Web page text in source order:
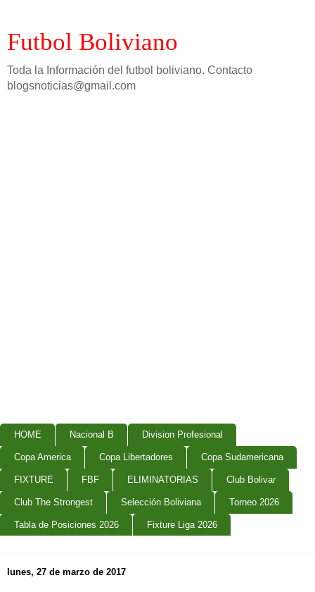
Futbol Boliviano
Toda la Información del futbol boliviano. Contacto
blogsnoticias@gmail.com
HOME Nacional B Division Profesional
Copa America Copa Libertadores Copa Sudamericana
FIXTURE FBF ELIMINATORIAS Club Bolivar
Club The Strongest Selección Boliviana Torneo 2026
Tabla de Posiciones 2026 Fixture Liga 2026
lunes, 27 de marzo de 2017